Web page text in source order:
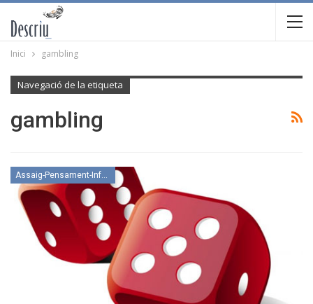
Inici gambling
Navegació de la etiqueta
gambling
Assaig-Pensament-Informació